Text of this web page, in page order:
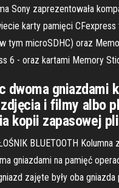
Sony zaprezentowała
karty pamięci
tym microSDHC) oraz
6 - oraz kartami Memory
dwoma
i filmy albo
kopii zapasowej
BLUETOOTH
gniazdami na pamięć
zajęte były oba